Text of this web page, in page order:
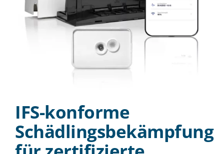
IFS-konforme
Schädlingsbekämpfung